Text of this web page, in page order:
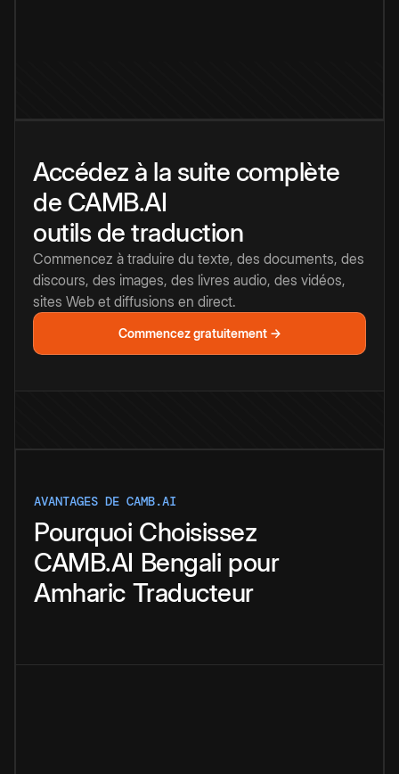
Accédez à la suite complète
de CAMB.AI
outils de traduction
Commencez à traduire du texte, des documents, des
discours, des images, des livres audio, des vidéos,
sites Web et diffusions en direct.
Commencez gratuitement →
AVANTAGES DE CAMB.AI
Pourquoi Choisissez
CAMB.AI Bengali pour
Amharic Traducteur